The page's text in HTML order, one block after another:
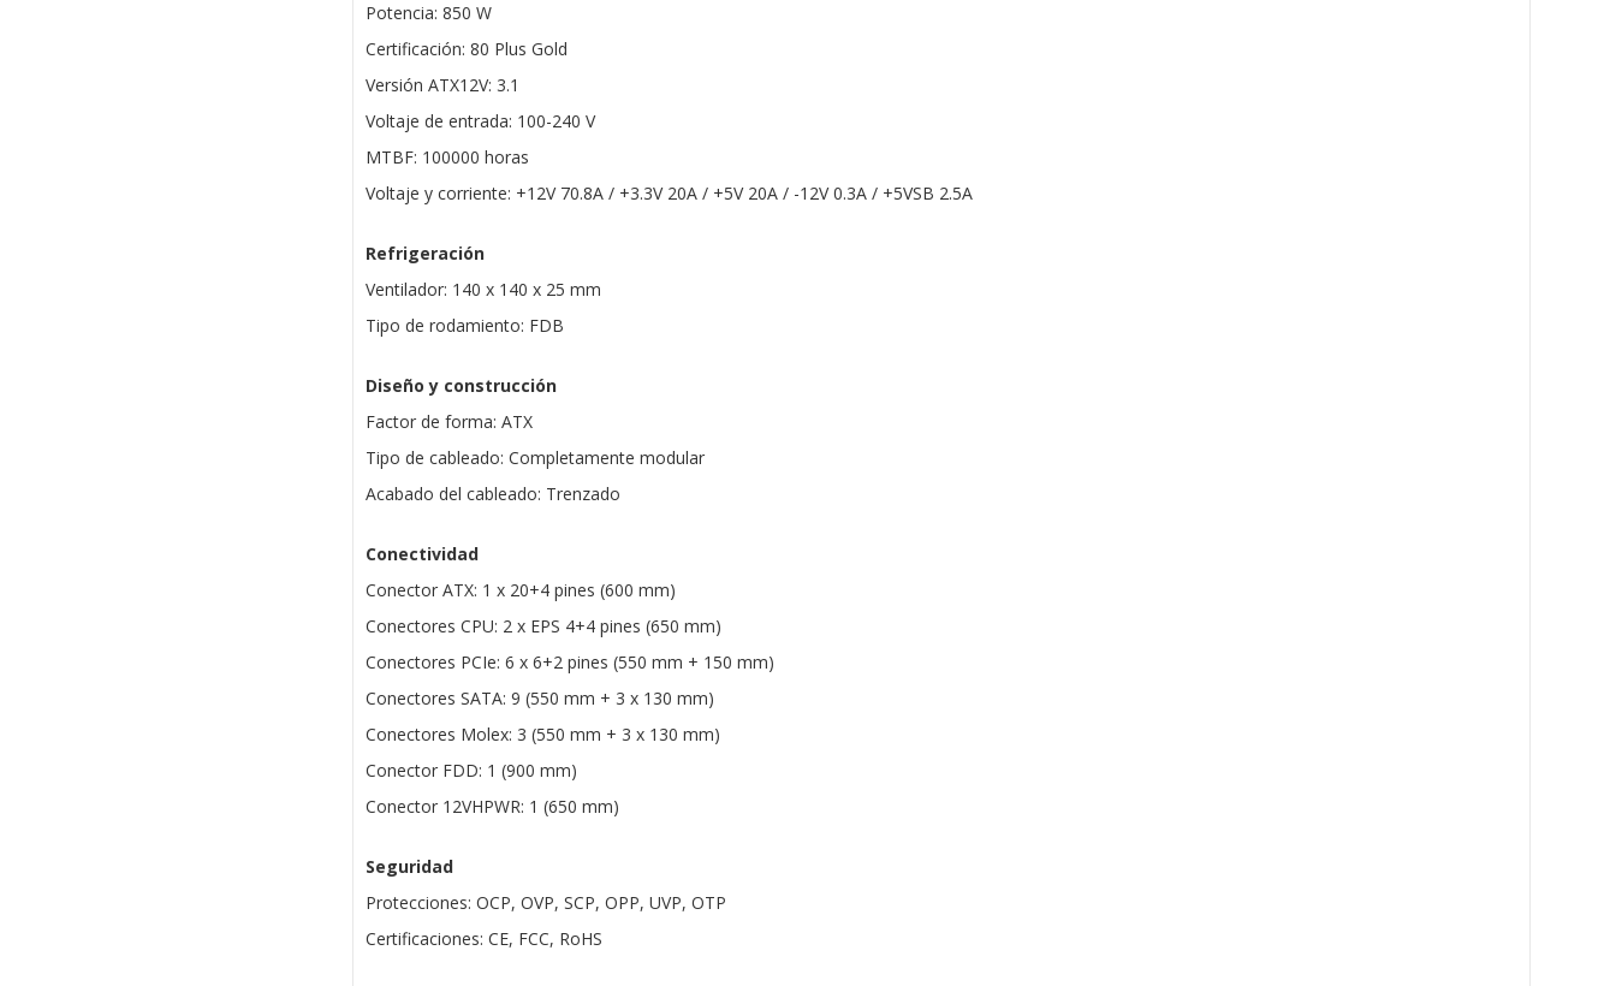
Potencia: 850 W
Certificación: 80 Plus Gold
Versión ATX12V: 3.1
Voltaje de entrada: 100-240 V
MTBF: 100000 horas
Voltaje y corriente: +12V 70.8A / +3.3V 20A / +5V 20A / -12V 0.3A / +5VSB 2.5A
Refrigeración
Ventilador: 140 x 140 x 25 mm
Tipo de rodamiento: FDB
Diseño y construcción
Factor de forma: ATX
Tipo de cableado: Completamente modular
Acabado del cableado: Trenzado
Conectividad
Conector ATX: 1 x 20+4 pines (600 mm)
Conectores CPU: 2 x EPS 4+4 pines (650 mm)
Conectores PCIe: 6 x 6+2 pines (550 mm + 150 mm)
Conectores SATA: 9 (550 mm + 3 x 130 mm)
Conectores Molex: 3 (550 mm + 3 x 130 mm)
Conector FDD: 1 (900 mm)
Conector 12VHPWR: 1 (650 mm)
Seguridad
Protecciones: OCP, OVP, SCP, OPP, UVP, OTP
Certificaciones: CE, FCC, RoHS